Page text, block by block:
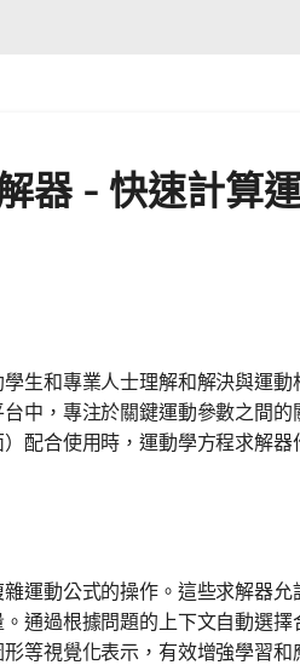
器 - 快速計算
生和專業人士理解和解決與運
中，專注於關鍵運動參數之間
配合使用時，運動學方程求解
運動公式的操作。這些求解器
通過根據問題的上下文自動選
等視覺化表示，有效增強學習和